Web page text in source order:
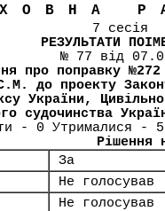
7 сесія
РЕЗУЛЬТАТИ
№ 77 від
про поправку
до проекту
України,
судочинства
- 0 Утрималися -
Рішення
За
Не голосував
Не голосував